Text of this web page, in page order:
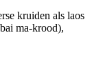
kruiden als laos
ma-krood),